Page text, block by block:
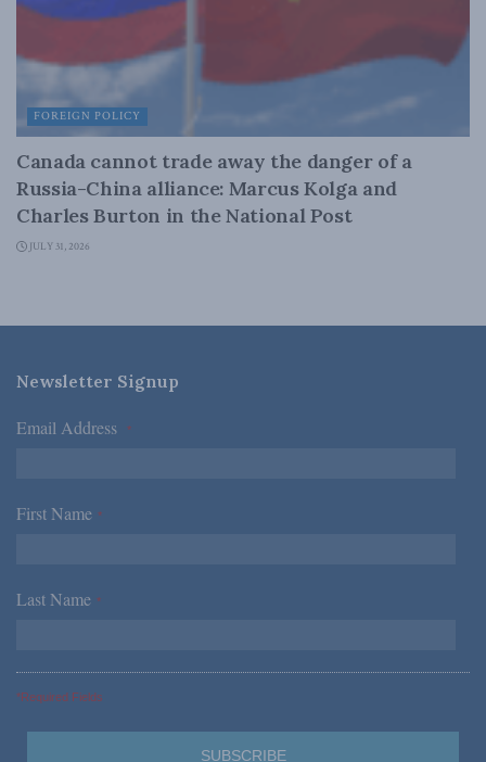
FOREIGN POLICY
Canada cannot trade away the danger of a
Russia-China alliance: Marcus Kolga and
Charles Burton in the National Post
JULY 31, 2026
Newsletter Signup
Email Address *
First Name *
Last Name *
*Required Fields